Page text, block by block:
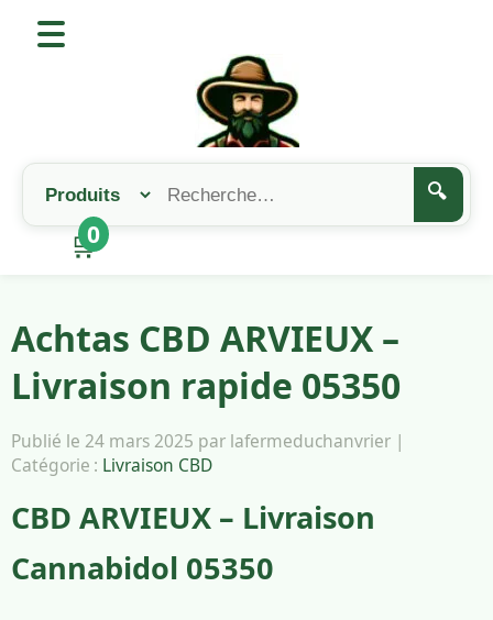
🔍
🛒
0
Achtas CBD ARVIEUX –
Livraison rapide 05350
Publié le 24 mars 2025 par lafermeduchanvrier |
Catégorie : Livraison CBD
CBD ARVIEUX – Livraison
Cannabidol 05350